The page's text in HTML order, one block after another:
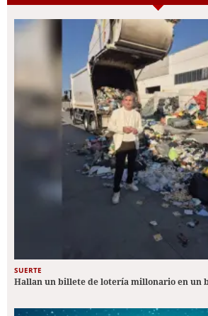
SUERTE
Hallan un billete de lotería millonario en un